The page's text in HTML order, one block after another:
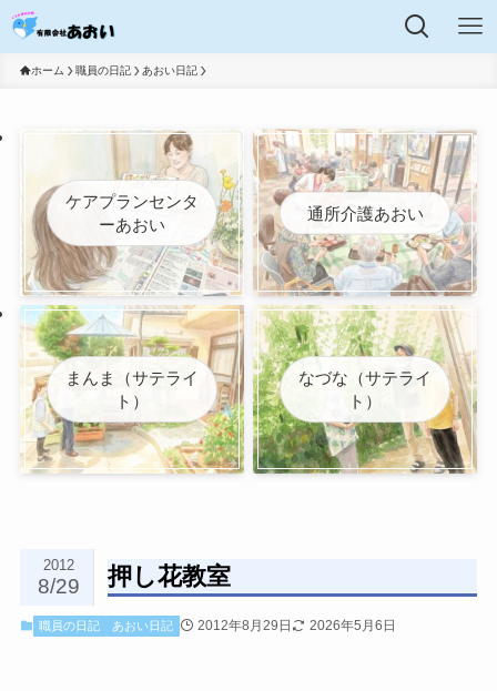
ホーム 職員の日記 あおい日記
ケアプランセンタ
ーあおい
通所介護あおい
まんま（サテライ
ト）
なづな（サテライ
ト）
押し花教室
2012
8/29
職員の日記 あおい日記 2012年8月29日 2026年5月6日